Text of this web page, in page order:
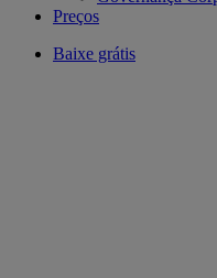
Preços
Baixe grátis